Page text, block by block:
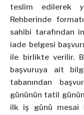
teslim edilerek
Rehberinde
sahibi tarafından
iade belgesi
ile birlikte verilir.
başvuruya ait
tabanından
gününün tatil
ilk iş günü mesai